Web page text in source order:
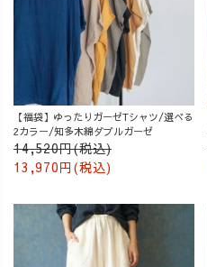
【福袋】ゆったりガーゼTシャツ/選べる
2カラー/知多木綿ダブルガーゼ
14,520円(税込)
13,970円(税込)